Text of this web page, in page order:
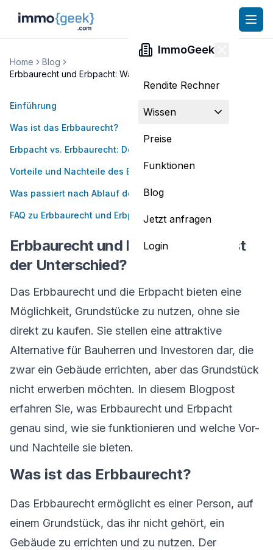
ImmoGeek
Rendite Rechner
Wissen
Preise
Funktionen
Blog
Jetzt anfragen
Login
Home
Blog
Erbbaurecht und Erbpacht: Was ist der Unterschied?
Einführung
Was ist das Erbbaurecht?
Erbpacht vs. Erbbaurecht: Der Unterschied
Vorteile und Nachteile des Erbbaurechts
Was passiert nach Ablauf des Erbbaurechts?
FAQ zu Erbbaurecht und Erbpacht
Erbbaurecht und Erbpacht: Was ist
der Unterschied?
Das Erbbaurecht und die Erbpacht bieten eine
Möglichkeit, Grundstücke zu nutzen, ohne sie
direkt zu kaufen. Sie stellen eine attraktive
Alternative für Bauherren und Investoren dar, die
zwar ein Gebäude errichten, aber das Grundstück
nicht erwerben möchten. In diesem Blogpost
erfahren Sie, was Erbbaurecht und Erbpacht
genau sind, wie sie funktionieren und welche Vor-
und Nachteile sie bieten.
Was ist das Erbbaurecht?
Das Erbbaurecht ermöglicht es einer Person, auf
einem Grundstück, das ihr nicht gehört, ein
Gebäude zu errichten und zu nutzen. Der